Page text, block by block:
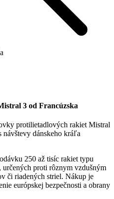
3 od Francúzska
protilietadlových rakiet Mistral
návštevy dánskeho kráľa
250 až tisíc rakiet typu
určených proti rôznym vzdušným
či riadených striel. Nákup je
európskej bezpečnosti a obrany